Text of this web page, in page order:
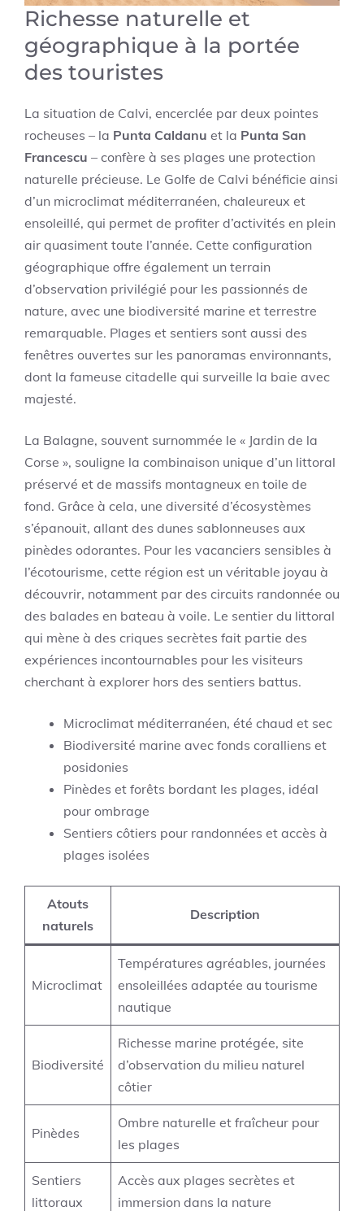
Richesse naturelle et
géographique à la portée
des touristes
La situation de Calvi, encerclée par deux pointes
rocheuses – la Punta Caldanu et la Punta San
Francescu – confère à ses plages une protection
naturelle précieuse. Le Golfe de Calvi bénéficie ainsi
d’un microclimat méditerranéen, chaleureux et
ensoleillé, qui permet de profiter d’activités en plein
air quasiment toute l’année. Cette configuration
géographique offre également un terrain
d’observation privilégié pour les passionnés de
nature, avec une biodiversité marine et terrestre
remarquable. Plages et sentiers sont aussi des
fenêtres ouvertes sur les panoramas environnants,
dont la fameuse citadelle qui surveille la baie avec
majesté.
La Balagne, souvent surnommée le « Jardin de la
Corse », souligne la combinaison unique d’un littoral
préservé et de massifs montagneux en toile de
fond. Grâce à cela, une diversité d’écosystèmes
s’épanouit, allant des dunes sablonneuses aux
pinèdes odorantes. Pour les vacanciers sensibles à
l’écotourisme, cette région est un véritable joyau à
découvrir, notamment par des circuits randonnée ou
des balades en bateau à voile. Le sentier du littoral
qui mène à des criques secrètes fait partie des
expériences incontournables pour les visiteurs
cherchant à explorer hors des sentiers battus.
Microclimat méditerranéen, été chaud et sec
Biodiversité marine avec fonds coralliens et
posidonies
Pinèdes et forêts bordant les plages, idéal
pour ombrage
Sentiers côtiers pour randonnées et accès à
plages isolées
Atouts
naturels
Description
Microclimat
Températures agréables, journées
ensoleillées adaptée au tourisme
nautique
Biodiversité
Richesse marine protégée, site
d’observation du milieu naturel
côtier
Pinèdes
Ombre naturelle et fraîcheur pour
les plages
Sentiers
littoraux
Accès aux plages secrètes et
immersion dans la nature